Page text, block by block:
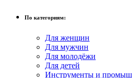
По категориям:
Для женщин
Для мужчин
Для молодёжи
Для детей
Инструменты и